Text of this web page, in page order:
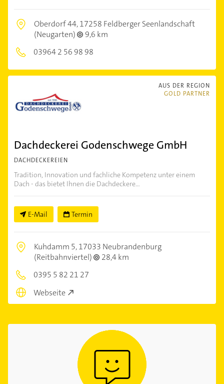
Oberdorf 44,17258 Feldberger Seenlandschaft
(Neugarten)
9,6 km
03964 2 56 98 98
AUS DER REGION
GOLD PARTNER
Dachdeckerei Godenschwege GmbH
DACHDECKEREIEN
Tradition, Innovation und fachliche Kompetenz unter einem
Dach - das bietet Ihnen die Dachdeckere...
E-Mail Termin
Kuhdamm 5,17033 Neubrandenburg
(Reitbahnviertel)
28,4 km
0395 5 82 21 27
Webseite